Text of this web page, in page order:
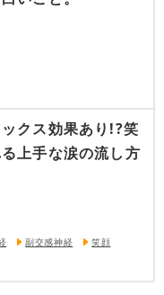
クス効果あり!?笑
上手な涙の流し方
副交感神経
笑顔